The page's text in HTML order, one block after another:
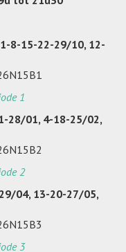
8-15-22-29/10, 12-
1
28/01, 4-18-25/02,
2
04, 13-20-27/05,
3